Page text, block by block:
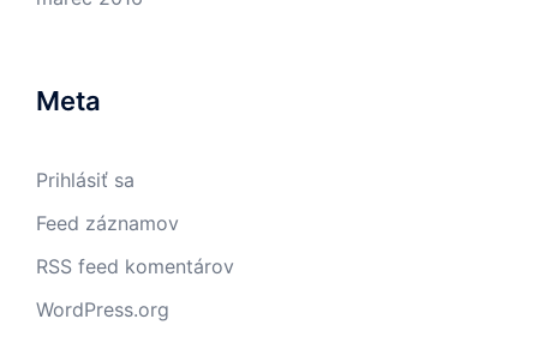
Meta
Prihlásiť sa
Feed záznamov
RSS feed komentárov
WordPress.org